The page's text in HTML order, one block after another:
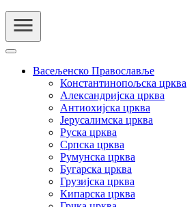
Васељенско Православље
Константинопољска црква
Александријска црква
Антиохијска црква
Јерусалимска црква
Руска црква
Српска црква
Румунска црква
Бугарска црква
Грузијска црква
Кипарска црква